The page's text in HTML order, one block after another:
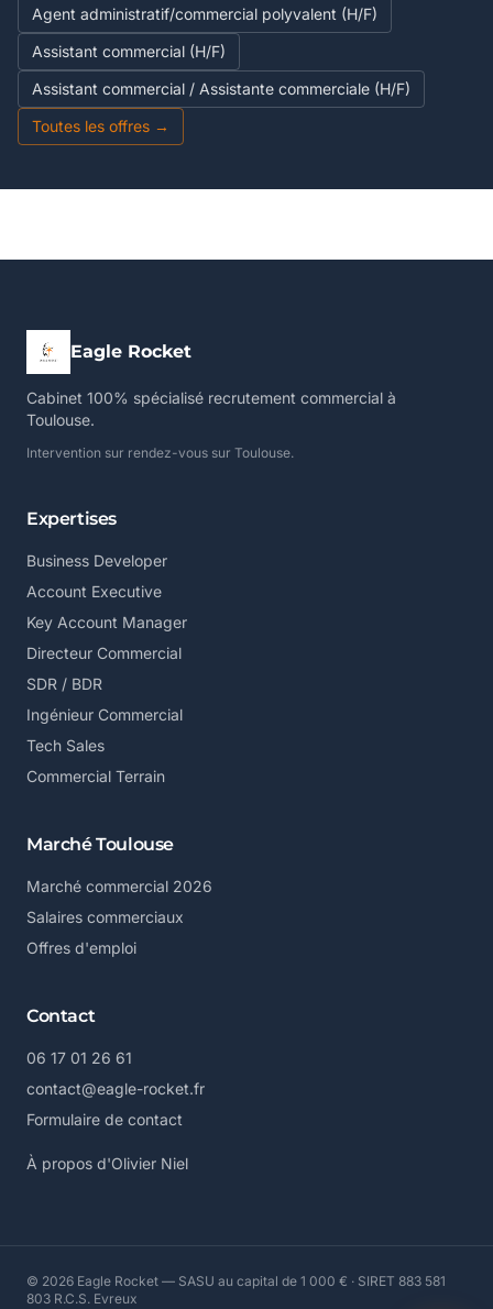
Agent administratif/commercial polyvalent (H/F)
Assistant commercial (H/F)
Assistant commercial / Assistante commerciale (H/F)
Toutes les offres →
Eagle Rocket
Cabinet 100% spécialisé recrutement commercial à
Toulouse.
Intervention sur rendez-vous sur Toulouse.
Expertises
Business Developer
Account Executive
Key Account Manager
Directeur Commercial
SDR / BDR
Ingénieur Commercial
Tech Sales
Commercial Terrain
Marché Toulouse
Marché commercial 2026
Salaires commerciaux
Offres d'emploi
Contact
06 17 01 26 61
contact@eagle-rocket.fr
Formulaire de contact
À propos d'Olivier Niel
© 2026 Eagle Rocket — SASU au capital de 1 000 € · SIRET 883 581
803 R.C.S. Evreux